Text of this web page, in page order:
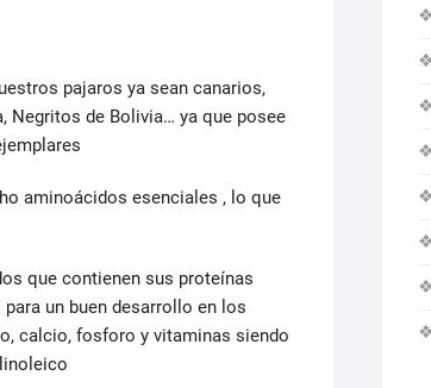
pajaros ya sean canarios,
Negritos de Bolivia… ya que posee
aminoácidos esenciales , lo que
que contienen sus proteínas
un buen desarrollo en los
calcio, fosforo y vitaminas siendo